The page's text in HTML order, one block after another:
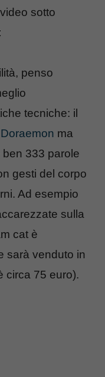
sotto
penso
tecniche: il
Doraemon ma
333 parole
gesti del corpo
Ad esempio
sulla
cat è
sarà venduto in
circa 75 euro).